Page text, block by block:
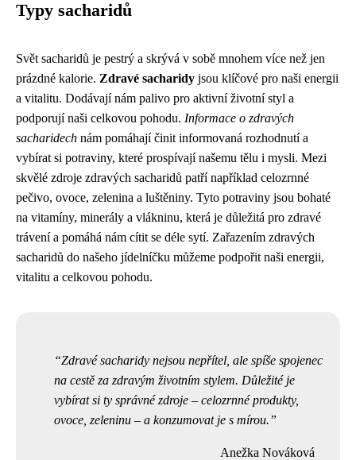
Typy sacharidů
Svět sacharidů je pestrý a skrývá v sobě mnohem více než jen
prázdné kalorie. Zdravé sacharidy jsou klíčové pro naši energii
a vitalitu. Dodávají nám palivo pro aktivní životní styl a
podporují naši celkovou pohodu. Informace o zdravých
sacharidech nám pomáhají činit informovaná rozhodnutí a
vybírat si potraviny, které prospívají našemu tělu i mysli. Mezi
skvělé zdroje zdravých sacharidů patří například celozrnné
pečivo, ovoce, zelenina a luštěniny. Tyto potraviny jsou bohaté
na vitamíny, minerály a vlákninu, která je důležitá pro zdravé
trávení a pomáhá nám cítit se déle sytí. Zařazením zdravých
sacharidů do našeho jídelníčku můžeme podpořit naši energii,
vitalitu a celkovou pohodu.
Zdravé sacharidy nejsou nepřítel, ale spíše spojenec
na cestě za zdravým životním stylem. Důležité je
vybírat si ty správné zdroje – celozrnné produkty,
ovoce, zeleninu – a konzumovat je s mírou.
Anežka Nováková